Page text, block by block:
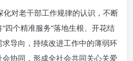
化对老干部工作规律的认识，不断
四个精准服务”落地生根、开花结
导向，持续改进工作中的薄弱环
协同，形成全社会共同关心关爱